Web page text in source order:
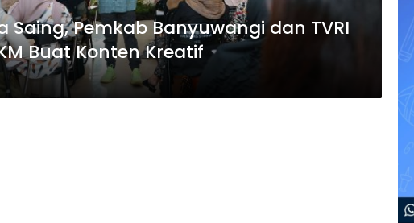
Saing, Pemkab Banyuwangi dan TVRI
Buat Konten Kreatif